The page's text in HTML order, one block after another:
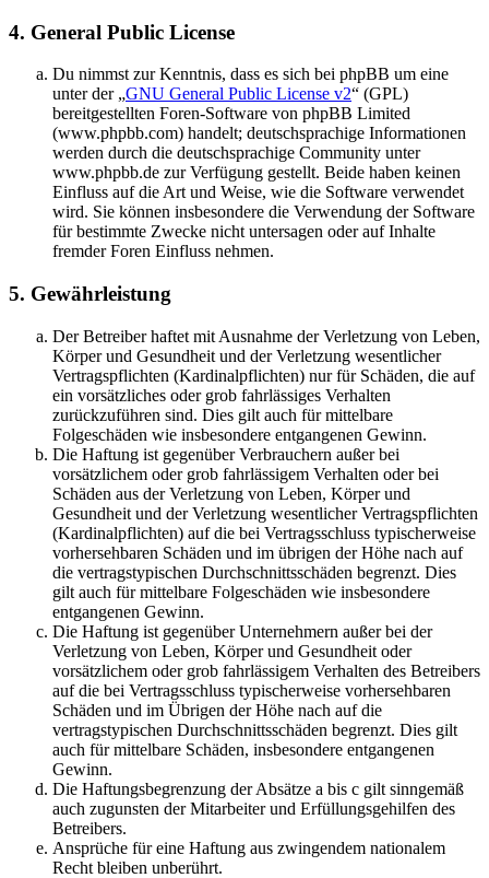
4. General Public License
Du nimmst zur Kenntnis, dass es sich bei phpBB um eine
unter der „GNU General Public License v2“ (GPL)
bereitgestellten Foren-Software von phpBB Limited
(www.phpbb.com) handelt; deutschsprachige Informationen
werden durch die deutschsprachige Community unter
www.phpbb.de zur Verfügung gestellt. Beide haben keinen
Einfluss auf die Art und Weise, wie die Software verwendet
wird. Sie können insbesondere die Verwendung der Software
für bestimmte Zwecke nicht untersagen oder auf Inhalte
fremder Foren Einfluss nehmen.
5. Gewährleistung
Der Betreiber haftet mit Ausnahme der Verletzung von Leben,
Körper und Gesundheit und der Verletzung wesentlicher
Vertragspflichten (Kardinalpflichten) nur für Schäden, die auf
ein vorsätzliches oder grob fahrlässiges Verhalten
zurückzuführen sind. Dies gilt auch für mittelbare
Folgeschäden wie insbesondere entgangenen Gewinn.
Die Haftung ist gegenüber Verbrauchern außer bei
vorsätzlichem oder grob fahrlässigem Verhalten oder bei
Schäden aus der Verletzung von Leben, Körper und
Gesundheit und der Verletzung wesentlicher Vertragspflichten
(Kardinalpflichten) auf die bei Vertragsschluss typischerweise
vorhersehbaren Schäden und im übrigen der Höhe nach auf
die vertragstypischen Durchschnittsschäden begrenzt. Dies
gilt auch für mittelbare Folgeschäden wie insbesondere
entgangenen Gewinn.
Die Haftung ist gegenüber Unternehmern außer bei der
Verletzung von Leben, Körper und Gesundheit oder
vorsätzlichem oder grob fahrlässigem Verhalten des Betreibers
auf die bei Vertragsschluss typischerweise vorhersehbaren
Schäden und im Übrigen der Höhe nach auf die
vertragstypischen Durchschnittsschäden begrenzt. Dies gilt
auch für mittelbare Schäden, insbesondere entgangenen
Gewinn.
Die Haftungsbegrenzung der Absätze a bis c gilt sinngemäß
auch zugunsten der Mitarbeiter und Erfüllungsgehilfen des
Betreibers.
Ansprüche für eine Haftung aus zwingendem nationalem
Recht bleiben unberührt.